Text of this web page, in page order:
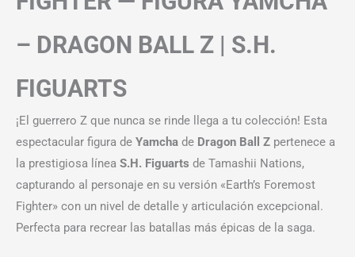
– DRAGON BALL Z | S.H.
FIGUARTS
¡El guerrero Z que nunca se rinde llega a tu colección! Esta
espectacular figura de Yamcha de Dragon Ball Z pertenece a
la prestigiosa línea S.H. Figuarts de Tamashii Nations,
capturando al personaje en su versión «Earth’s Foremost
Fighter» con un nivel de detalle y articulación excepcional.
Perfecta para recrear las batallas más épicas de la saga.